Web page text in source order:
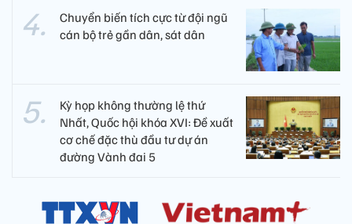
Chuyển biến tích cực từ đội ngũ
cán bộ trẻ gần dân, sát dân
Kỳ họp không thường lệ thứ
Nhất, Quốc hội khóa XVI: Đề xuất
cơ chế đặc thù đầu tư dự án
đường Vành đai 5